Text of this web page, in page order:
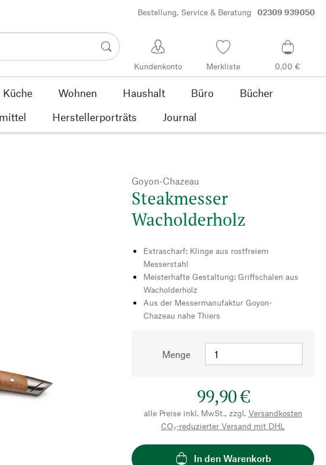
Bestellung, Service & Beratung 02309 939050
Kundenkonto Merkliste 0,00 €
Küche Wohnen Haushalt Büro
Bücher
Herstellerporträts Journal
Goyon-Chazeau
Steakmesser
Wacholderholz
Extrascharf: Klinge aus rostfreiem
Messerstahl
Meisterhafte Gestaltung: Griffschalen aus
Wacholderholz
Aus der Messermanufaktur Goyon-
Chazeau nahe Thiers
Menge
99,90 €
alle Preise inkl. MwSt., zzgl. Versandkosten
CO₂-reduzierter Versand mit DHL
In den Warenkorb